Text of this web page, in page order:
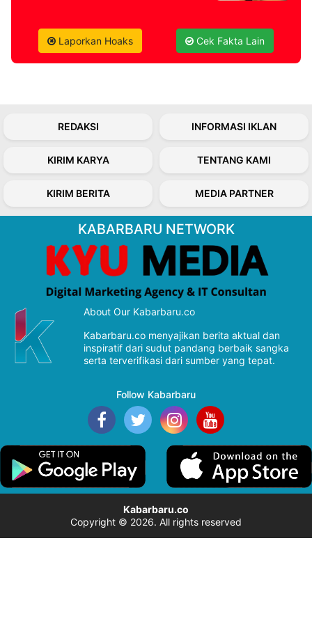
Laporkan Hoaks Cek Fakta Lain
REDAKSI INFORMASI IKLAN
KIRIM KARYA TENTANG KAMI
KIRIM BERITA MEDIA PARTNER
KABARBARU NETWORK
About Our Kabarbaru.co
Kabarbaru.co menyajikan berita aktual dan
inspiratif dari sudut pandang berbaik sangka
serta terverifikasi dari sumber yang tepat.
Follow Kabarbaru
Kabarbaru.co
Copyright © 2026. All rights reserved